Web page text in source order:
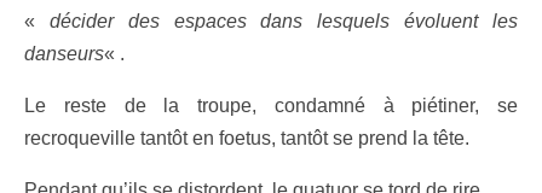
« décider des espaces dans lesquels évoluent les
danseurs« .
Le reste de la troupe, condamné à piétiner, se
recroqueville tantôt en foetus, tantôt se prend la tête.